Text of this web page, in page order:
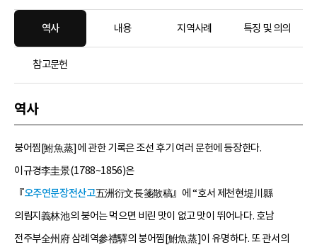
역사 내용 지역사례 특징 및 의의
참고문헌
역사
붕어찜[鮒魚蒸]에 관한 기록은 조선 후기 여러 문헌에 등장한다.
이규경李圭景(1788~1856)은
『오주연문장전산고五洲衍文長箋散稿』에 “호서 제천현堤川縣
의림지義林池의 붕어는 먹으면 비린 맛이 없고 맛이 뛰어나다. 호남
전주부全州府 삼례역參禮驛의 붕어찜[鮒魚蒸]이 유명하다. 또 관서의